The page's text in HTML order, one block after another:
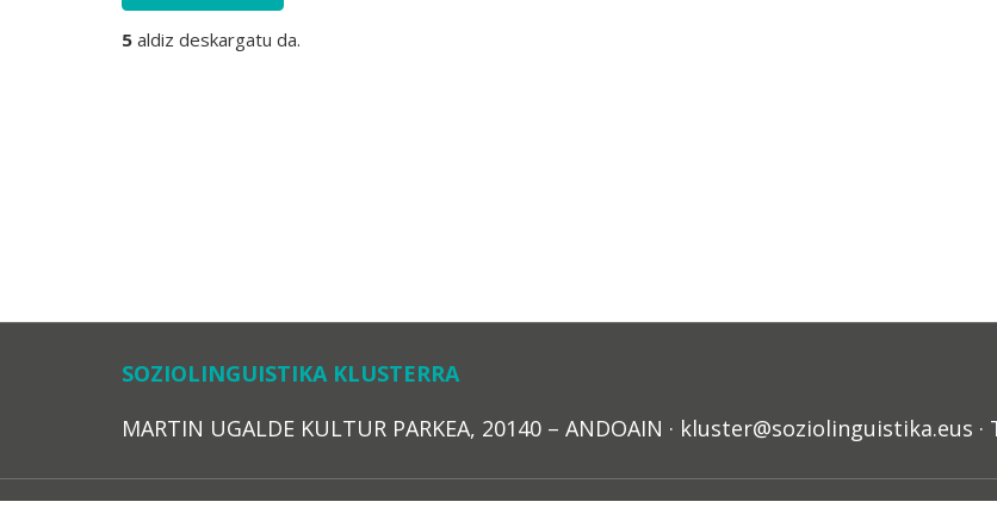
5 aldiz deskargatu da.
SOZIOLINGUISTIKA KLUSTERRA
MARTIN UGALDE KULTUR PARKEA, 20140 – ANDOAIN · kluster@soziolinguistika.eus ·